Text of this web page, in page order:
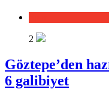
2
Göztepe’den
6 galibiyet